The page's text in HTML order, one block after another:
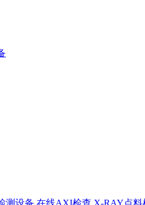
测设备 在线AXI检查 X-RAY点料